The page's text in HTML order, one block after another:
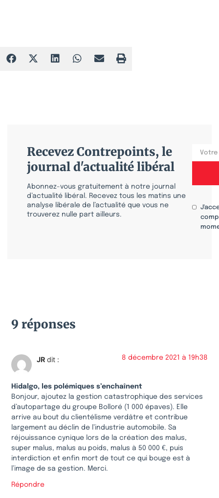
Recevez Contrepoints, le
journal d'actualité libéral
Abonnez-vous gratuitement à notre journal
d’actualité libéral. Recevez tous les matins une
analyse libérale de l’actualité que vous ne
trouverez nulle part ailleurs.
9 réponses
JR dit : 8 décembre 2021 à 19h38
Hidalgo, les polémiques s’enchaînent
Bonjour, ajoutez la gestion catastrophique des services
d’autopartage du groupe Bolloré (1 000 épaves). Elle
arrive au bout du clientélisme verdâtre et contribue
largement au déclin de l’industrie automobile. Sa
réjouissance cynique lors de la création des malus,
super malus, malus au poids, malus à 50 000 €, puis
interdiction et enfin mort de tout ce qui bouge est à
l’image de sa gestion. Merci.
Répondre